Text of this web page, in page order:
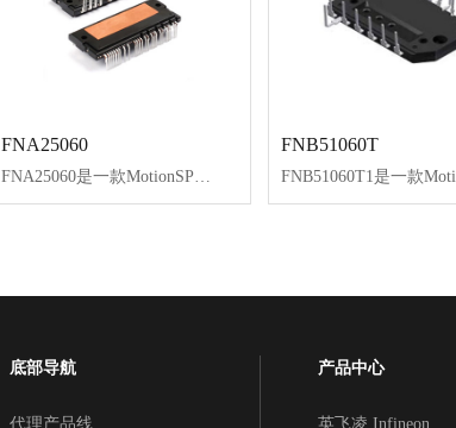
FNA25060 FNB51060T
底部导航
代理产品线
产品中心
英飞凌 Infineon